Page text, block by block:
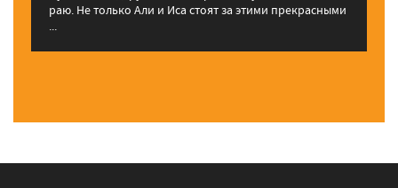
раю. Не только Али и Иса стоят за этими прекрасными
...